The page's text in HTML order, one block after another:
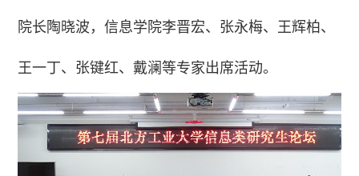
院长陶晓波，信息学院李晋宏、张永梅、王辉柏、
王一丁、张键红、戴澜等专家出席活动。